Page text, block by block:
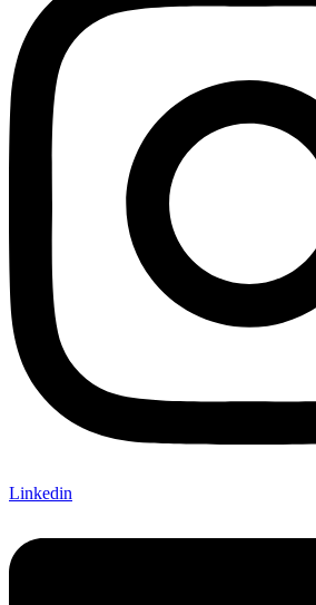
Linkedin